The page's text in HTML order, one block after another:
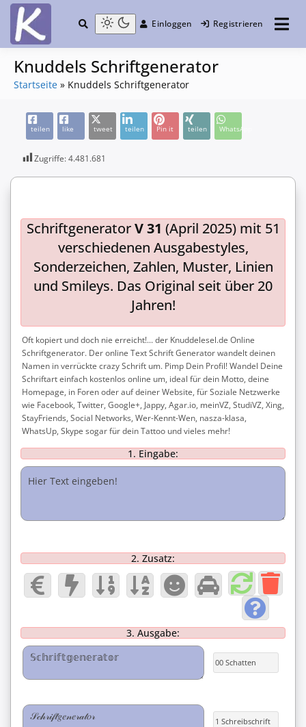
Knuddelesel.de
die Community Einloggen Registrieren
Knuddels Schriftgenerator
Startseite » Knuddels Schriftgenerator
teilen like tweet teilen Pin it teilen WhatsApp
Zugriffe:4.481.681
SchriftgeneratorV 31 (April 2025) mit 51
verschiedenen Ausgabestyles,
Sonderzeichen, Zahlen, Muster, Linien
und Smileys. Das Original seit über 20
Jahren!
Oft kopiert und doch nie erreicht!... der Knuddelesel.de Online
Schriftgenerator. Der online Text Schrift Generator wandelt deinen
Namen in verrückte crazy Schrift um. Pimp Dein Profil! Wandel Deine
Schriftart einfach kostenlos online um, ideal für dein Motto, deine
Homepage, in Foren oder auf deiner Website, für Soziale Netzwerke
wie Facebook, Twitter, Google+, Jappy, Agar.io, meinVZ, StudiVZ, Xing,
StayFriends, Social Networks, Wer-Kennt-Wen, nasza-klasa,
WhatsUp, Skype sogar für dein Tattoo und vieles mehr!
1. Eingabe:
2. Zusatz:
3. Ausgabe:
00 Schatten
1 Schreibschrift